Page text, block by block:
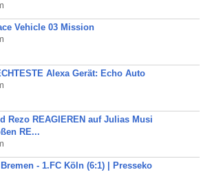
Vehicle 03 Mission
Alexa Gerät: Echo Auto
Rezo REAGIEREN auf Julias Musi
RE...
- 1.FC Köln (6:1) | Presseko